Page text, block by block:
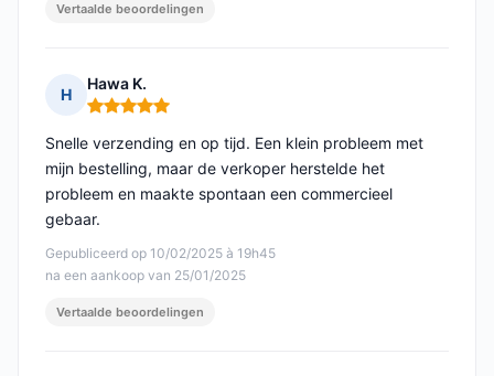
Vertaalde beoordelingen
H
Hawa K.
Opmerking: 5 van 5
Gepubliceerd op 10/02/2025 à 19h45
na een aankoop van 25/01/2025
Snelle verzending en op tijd. Een klein probleem met
mijn bestelling, maar de verkoper herstelde het
probleem en maakte spontaan een commercieel
gebaar.
Vertaalde beoordelingen